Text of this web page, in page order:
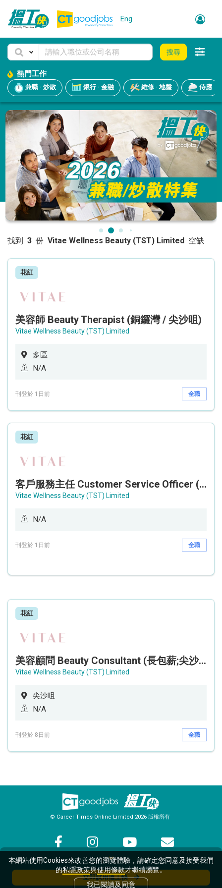
Eng
搜尋
熱門工作
兼職 · 炒散 銀行 · 金融 維修 · 地盤 侍應
找到 3 份 Vitae Wellness Beauty (TST) Limited 空缺
花紅
美容師 Beauty Therapist (銅鑼灣 / 尖沙咀)
Vitae Wellness Beauty (TST) Limited
多區
N/A
刊登於 1日前 全職
花紅
客戶服務主任 Customer Service Officer (銅鑼灣)
Vitae Wellness Beauty (TST) Limited
N/A
刊登於 1日前 全職
花紅
美容顧問 Beauty Consultant (長包薪;尖沙咀)
Vitae Wellness Beauty (TST) Limited
尖沙咀
N/A
刊登於 8日前 全職
立即試用搵工快
© Career Times Online Limited 2026 版權所有
關於搵工快 使用條款及私隱
本網站使用Cookies來改善您的瀏覽體驗，請確定您同意及接受我們
的私隱政策與使用條款才繼續瀏覽。
我已閱讀及同意